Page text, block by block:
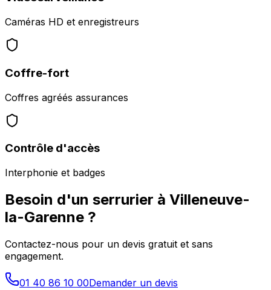
Caméras HD et enregistreurs
Coffre-fort
Coffres agréés assurances
Contrôle d'accès
Interphonie et badges
Besoin d'un serrurier à Villeneuve-
la-Garenne ?
Contactez-nous pour un devis gratuit et sans
engagement.
01 40 86 10 00Demander un devis